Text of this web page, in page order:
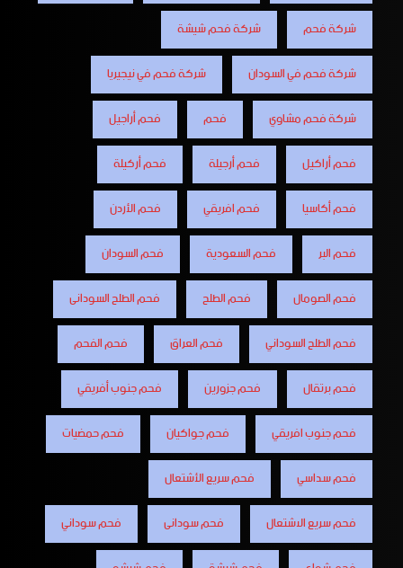
شركة فحم
شركة فحم شيشة
شركة فحم في السودان
شركة فحم في نيجيريا
شركة فحم مشاوي
فحم
فحم أراجيل
فحم أراكيل
فحم أرجيلة
فحم أركيلة
فحم أكاسيا
فحم افريقي
فحم الأردن
فحم البر
فحم السعودية
فحم السودان
فحم الصومال
فحم الطلح
فحم الطلح السودانى
فحم الطلح السوداني
فحم العراق
فحم الفحم
فحم برتقال
فحم جزورين
فحم جنوب أفريقي
فحم جنوب افريقي
فحم جواكيان
فحم حمضيات
فحم سداسي
فحم سريع الأشتعال
فحم سريع الاشتعال
فحم سودانى
فحم سوداني